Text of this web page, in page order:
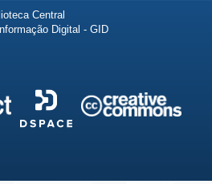
Central
Digital - GID